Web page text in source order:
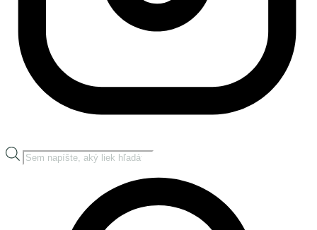
Products
search